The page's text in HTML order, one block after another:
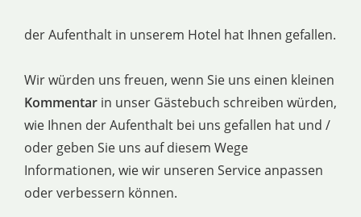
der Aufenthalt in unserem Hotel hat Ihnen gefallen.
Wir würden uns freuen, wenn Sie uns einen kleinen
Kommentar in unser Gästebuch schreiben würden,
wie Ihnen der Aufenthalt bei uns gefallen hat und /
oder geben Sie uns auf diesem Wege
Informationen, wie wir unseren Service anpassen
oder verbessern können.